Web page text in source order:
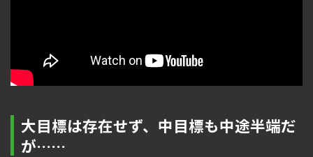
大目標は存在せず、中目標も中途半端だ
が……